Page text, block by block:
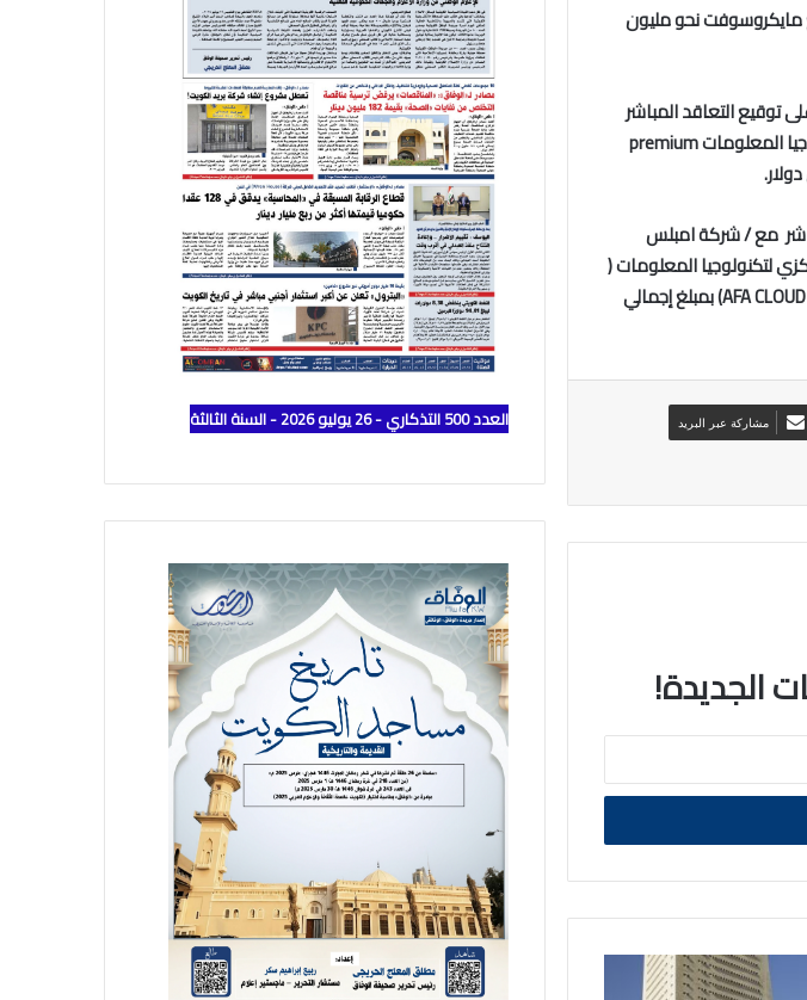
مايكروسوفت نحو مليون
توقيع التعاقد المباشر
المعلوماتpremium
مع / شركة امبلس
لتكنولوجيا المعلومات (
AFACLOUD
) بمبلغ إجمالي
مشاركة عبر البريد
الجديدة!
العدد 500 التذكاري - 26 يوليو 2026 - السنة الثالثة